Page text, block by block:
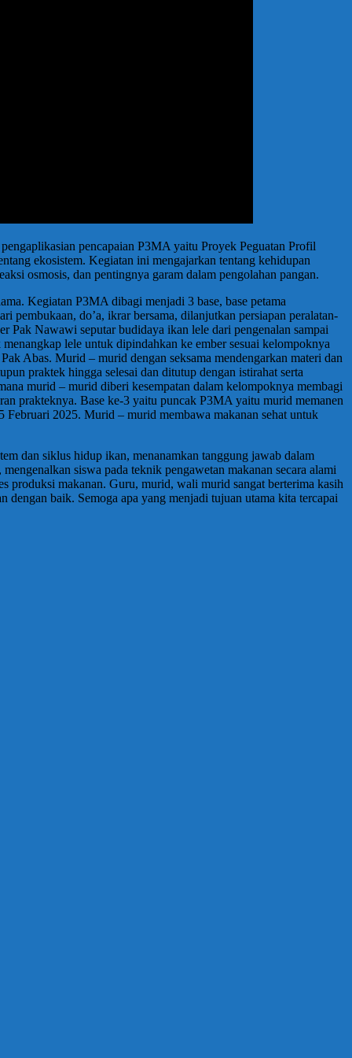
pencapaian P3MA yaitu Proyek Peguatan Profil
ekosistem. Kegiatan ini mengajarkan tentang kehidupan
osmosis, dan pentingnya garam dalam pengolahan pangan.
Kegiatan P3MA dibagi menjadi 3 base, base petama
pembukaan, do’a, ikrar bersama, dilanjutkan persiapan peralatan-
Pak Nawawi seputar budidaya ikan lele dari pengenalan sampai
lele untuk dipindahkan ke ember sesuai kelompoknya
Abas. Murid – murid dengan seksama mendengarkan materi dan
praktek hingga selesai dan ditutup dengan istirahat serta
murid – murid diberi kesempatan dalam kelompoknya membagi
prakteknya. Base ke-3 yaitu puncak P3MA yaitu murid memanen
Februari 2025. Murid – murid membawa makanan sehat untuk
dan siklus hidup ikan, menanamkan tanggung jawab dalam
siswa pada teknik pengawetan makanan secara alami
produksi makanan. Guru, murid, wali murid sangat berterima kasih
baik. Semoga apa yang menjadi tujuan utama kita tercapai